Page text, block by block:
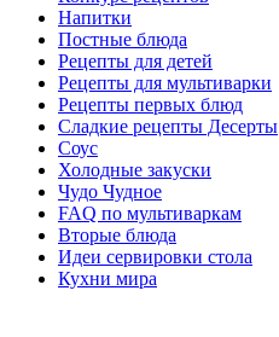
Напитки
Постные блюда
Рецепты для детей
Рецепты для мультиварки
Рецепты первых блюд
Сладкие рецепты Десерты
Соус
Холодные закуски
Чудо Чудное
FAQ по мультиваркам
Вторые блюда
Идеи сервировки стола
Кухни мира